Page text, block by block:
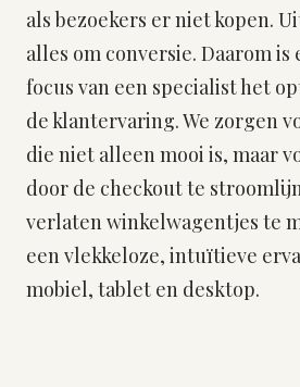
als bezoekers er niet kopen.
alles om conversie. Daarom is
focus van een specialist het
de klantervaring. We zorgen
die niet alleen mooi is, maar
door de checkout te
verlaten winkelwagentjes te
een vlekkeloze, intuïtieve
mobiel, tablet en desktop.